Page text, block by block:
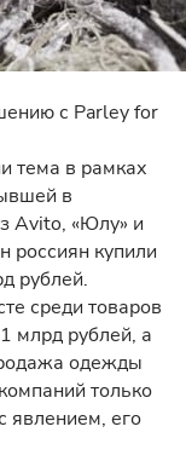
с Parley for
тема в рамках
в
Avito, «Юлу» и
россиян купили
рублей.
среди товаров
млрд рублей, а
одежды
только
явлением, его